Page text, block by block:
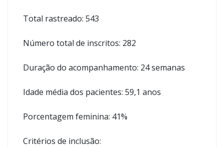
Total rastreado: 543
Número total de inscritos: 282
Duração do acompanhamento: 24 semanas
Idade média dos pacientes: 59,1 anos
Porcentagem feminina: 41%
Critérios de inclusão: